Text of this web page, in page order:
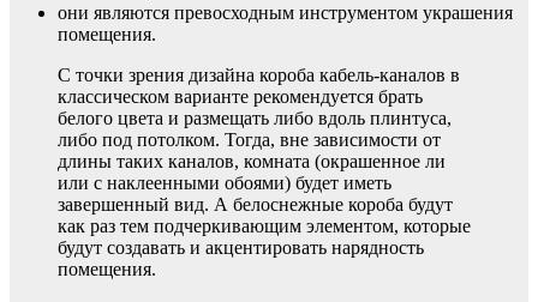
они являются превосходным инструментом украшения
помещения.
С точки зрения дизайна короба кабель-каналов в
классическом варианте рекомендуется брать
белого цвета и размещать либо вдоль плинтуса,
либо под потолком. Тогда, вне зависимости от
длины таких каналов, комната (окрашенное ли
или с наклеенными обоями) будет иметь
завершенный вид. А белоснежные короба будут
как раз тем подчеркивающим элементом, которые
будут создавать и акцентировать нарядность
помещения.